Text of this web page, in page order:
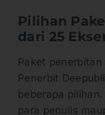
Pilihan
dari 25
Paket
Penerbit
beberapa
para penulis